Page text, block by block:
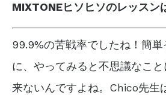
MIXTONEヒソヒソのレッスン
99.9%の苦戦率でしたね！簡
に、やってみると不思議なこ
来ないんですよね。Chico先生